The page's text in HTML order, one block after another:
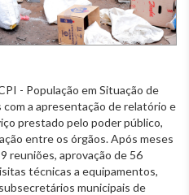
- População em Situação de
a apresentação de relatório e
prestado pelo poder público,
entre os órgãos. Após meses
reuniões, aprovação de 56
técnicas a equipamentos,
municipais de